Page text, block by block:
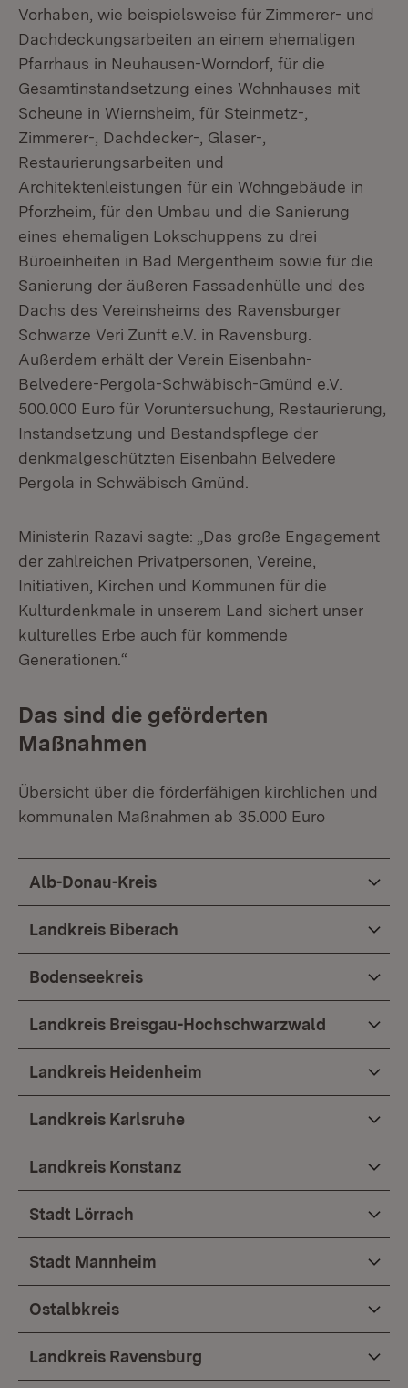
Vorhaben, wie beispielsweise für Zimmerer- und
Dachdeckungsarbeiten an einem ehemaligen
Pfarrhaus in Neuhausen-Worndorf, für die
Gesamtinstandsetzung eines Wohnhauses mit
Scheune in Wiernsheim, für Steinmetz-,
Zimmerer-, Dachdecker-, Glaser-,
Restaurierungsarbeiten und
Architektenleistungen für ein Wohngebäude in
Pforzheim, für den Umbau und die Sanierung
eines ehemaligen Lokschuppens zu drei
Büroeinheiten in Bad Mergentheim sowie für die
Sanierung der äußeren Fassadenhülle und des
Dachs des Vereinsheims des Ravensburger
Schwarze Veri Zunft e.V. in Ravensburg.
Außerdem erhält der Verein Eisenbahn-
Belvedere-Pergola-Schwäbisch-Gmünd e.V.
500.000 Euro für Voruntersuchung, Restaurierung,
Instandsetzung und Bestandspflege der
denkmalgeschützten Eisenbahn Belvedere
Pergola in Schwäbisch Gmünd.
Ministerin Razavi sagte: „Das große Engagement
der zahlreichen Privatpersonen, Vereine,
Initiativen, Kirchen und Kommunen für die
Kulturdenkmale in unserem Land sichert unser
kulturelles Erbe auch für kommende
Generationen.“
Das sind die geförderten
Maßnahmen
Übersicht über die förderfähigen kirchlichen und
kommunalen Maßnahmen ab 35.000 Euro
Alb-Donau-Kreis
Landkreis Biberach
Bodenseekreis
Landkreis Breisgau-Hochschwarzwald
Landkreis Heidenheim
Landkreis Karlsruhe
Landkreis Konstanz
Stadt Lörrach
Stadt Mannheim
Ostalbkreis
Landkreis Ravensburg